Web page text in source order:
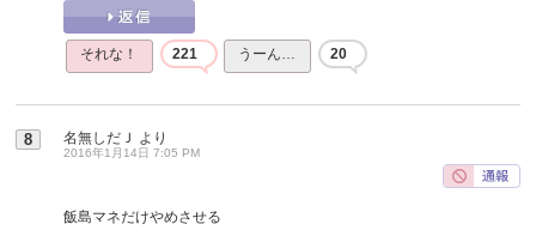
それな！ 221 うーん… 20
8 名無しだＪ より
2016年1月14日 7:05 PM
飯島マネだけやめさせる